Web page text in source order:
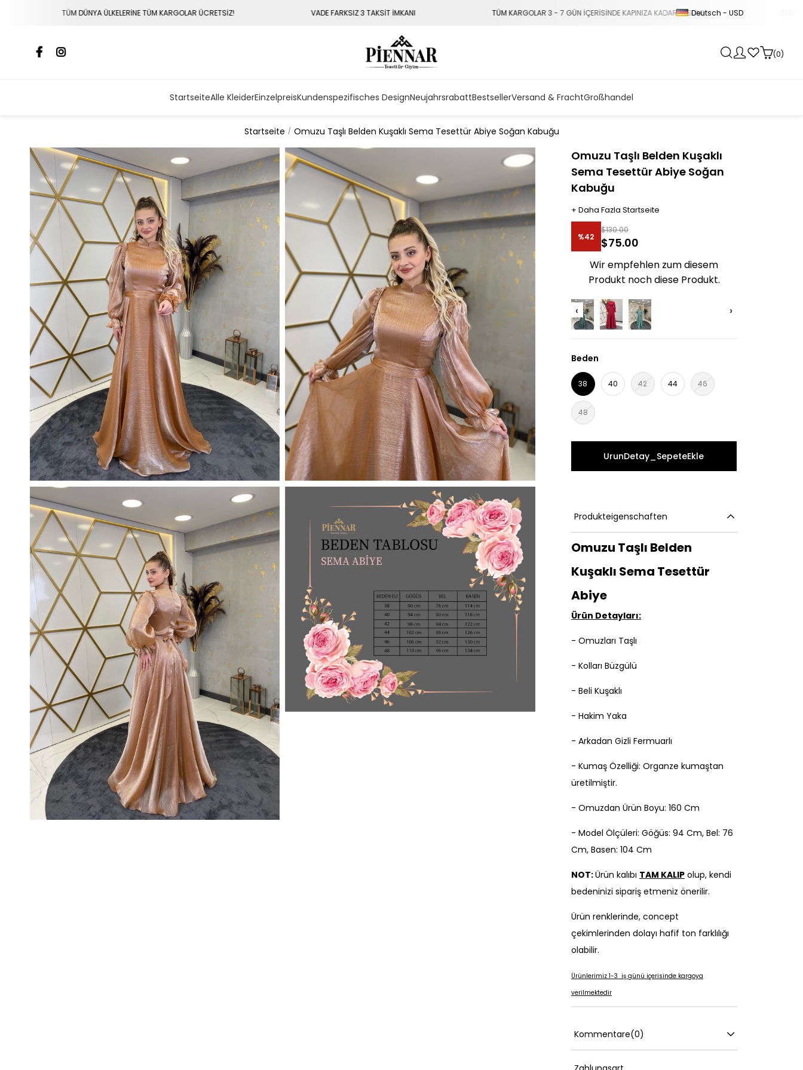
ÜLKELERİNE TÜM KARGOLAR ÜCRETSİZ! VADE FARKSIZ 3 TAKSİT İMKANI TÜM KARGOLAR 3 - 7 GÜN İÇERİSİNDE KAPINIZA KADAR TESLİM! TÜM DÜNYA ÜLKELERİNE TÜM
Deutsch - USD
0
StartseiteAlle KleiderEinzelpreisKundenspezifisches DesignNeujahrsrabattBestsellerVersand & FrachtGroßhandel
Startseite Omuzu Taşlı Belden Kuşaklı Sema Tesettür Abiye Soğan Kabuğu
Omuzu Taşlı Belden Kuşaklı
Sema Tesettür Abiye Soğan
Kabuğu
+ Daha Fazla Startseite
%42
Rabatt
$130.00
$75.00
Wir empfehlen zum diesem
Produkt noch diese Produkt.
‹ ›
Beden
38 40 42 44 46
48
Produkteigenschaften
Omuzu Taşlı Belden
Kuşaklı Sema Tesettür
Abiye
Ürün Detayları:
- Omuzları Taşlı
- Kolları Büzgülü
- Beli Kuşaklı
- Hakim Yaka
- Arkadan Gizli Fermuarlı
- Kumaş Özelliği: Organze kumaştan
üretilmiştir.
- Omuzdan Ürün Boyu: 160 Cm
- Model Ölçüleri: Göğüs: 94 Cm, Bel: 76
Cm, Basen: 104 Cm
NOT:Ürün kalıbı TAM KALIPolup, kendi
bedeninizi sipariş etmeniz önerilir.
Ürün renklerinde, concept
çekimlerinden dolayı hafif ton farklılığı
olabilir.
Ürünlerimiz 1-3 iş günü içerisinde kargoya
verilmektedir
Kommentare(0)